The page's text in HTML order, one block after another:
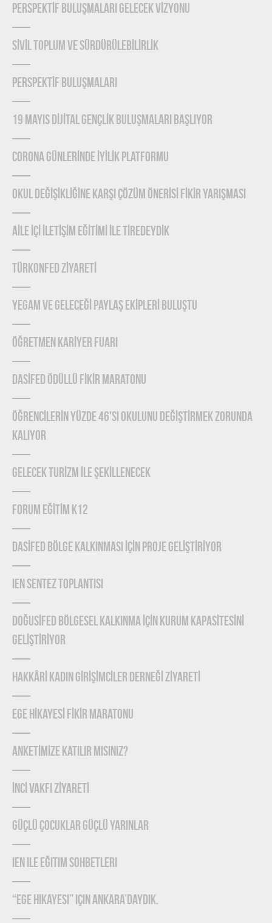
PERSPEKTİF BULUŞMALARI GELECEK VİZYONU
SİVİL TOPLUM VE SÜRDÜRÜLEBİLİRLİK
PERSPEKTİF BULUŞMALARI
19 MAYIS DİJİTAL GENÇLİK BULUŞMALARI BAŞLIYOR
CORONA GÜNLERİNDE İYİLİK PLATFORMU
OKUL DEĞİŞİKLİĞİNE KARŞI ÇÖZÜM ÖNERİSİ FİKİR YARIŞMASI
AİLE İÇİ İLETİŞİM EĞİTİMİ İLE TİREDEYDİK
TÜRKONFED ZİYARETİ
YEGAM ve GELECEĞİ PAYLAŞ EKİPLERİ BULUŞTU
ÖĞRETMEN KARİYER FUARI
DASİFED ÖDÜLLÜ FİKİR MARATONU
ÖĞRENCİLERİN YÜZDE 46'SI OKULUNU DEĞİŞTİRMEK ZORUNDA
KALIYOR
GELECEK TURİZM İLE ŞEKİLLENECEK
FORUM EĞİTİM K12
DASİFED BÖLGE KALKINMASI İÇİN PROJE GELİŞTİRİYOR
IEN Sentez Toplantısı
DOĞUSİFED BÖLGESEL KALKINMA İÇİN KURUM KAPASİTESİNİ
GELİŞTİRİYOR
HAKKÂRİ KADIN GİRİŞİMCİLER DERNEĞİ ZİYARETİ
EGE HİKAYESİ FİKİR MARATONU
ANKETİMİZE KATILIR MISINIZ?
İNCİ VAKFI ZİYARETİ
Güçlü Çocuklar Güçlü Yarınlar
IEN ile Eğitim Sohbetleri
“Ege Hikayesi” için Ankara’daydık.